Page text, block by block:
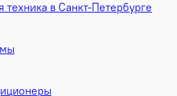
в Санкт-Петербурге